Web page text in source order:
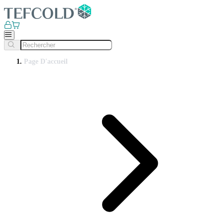
Page D'accueil